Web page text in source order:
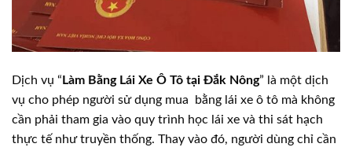
Dịch vụ “ Làm Bằng Lái Xe Ô Tô tại Đắk Nông” là một dịch
vụ cho phép người sử dụng mua bằng lái xe ô tô mà không
cần phải tham gia vào quy trình học lái xe và thi sát hạch
thực tế như truyền thống. Thay vào đó, người dùng chỉ cần